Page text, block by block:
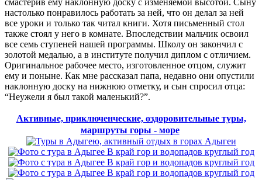
настолько понравилось работать за ней, что он делал за ней
все уроки и только так читал книги. Хотя письменный стол
также стоял у него в комнате. Впоследствии мальчик освоил
все семь ступеней нашей программы. Школу он закончил с
золотой медалью, а в институте получил диплом с отличием.
Оригинальное рабочее место, изготовленное отцом, служит
ему и поныне. Как мне рассказал папа, недавно они опустили
наклонную доску на нижнюю отметку, и сын спросил отца:
“Неужели я был такой маленький?”.
Активные, приключенческие, оздоровительные туры,
маршруты горы - море